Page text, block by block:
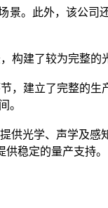
。此外，该公司
构建了较为完整的
，建立了完整的
。
光学、声学及
稳定的量产支持。